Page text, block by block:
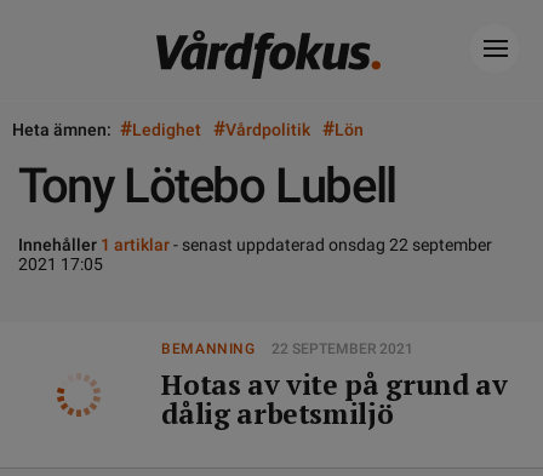
Heta ämnen: #Ledighet #Vårdpolitik #Lön
Tony Lötebo Lubell
Innehåller 1 artiklar- senast uppdaterad onsdag 22 september
2021 17:05
BEMANNING 22 SEPTEMBER 2021
Hotas av vite på grund av
dålig arbetsmiljö